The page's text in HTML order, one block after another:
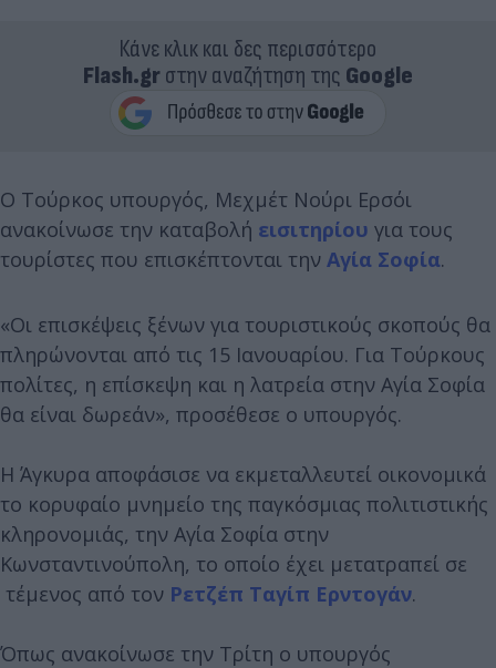
Κάνε κλικ και δες περισσότερο
Flash.grστην αναζήτηση της Google
Ο Τούρκος υπουργός, Μεχμέτ Νούρι Ερσόι
ανακοίνωσε την καταβολή εισιτηρίου για τους
τουρίστες που επισκέπτονται την Αγία Σοφία.
«Οι επισκέψεις ξένων για τουριστικούς σκοπούς θα
πληρώνονται από τις 15 Ιανουαρίου. Για Τούρκους
πολίτες, η επίσκεψη και η λατρεία στην Αγία Σοφία
θα είναι δωρεάν», προσέθεσε ο υπουργός.
Η Άγκυρα αποφάσισε να εκμεταλλευτεί οικονομικά
το κορυφαίο μνημείο της παγκόσμιας πολιτιστικής
κληρονομιάς, την Αγία Σοφία στην
Κωνσταντινούπολη, το οποίο έχει μετατραπεί σε
τέμενος από τον Ρετζέπ Ταγίπ Ερντογάν.
Όπως ανακοίνωσε την Τρίτη ο υπουργός